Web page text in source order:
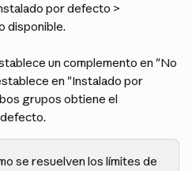
por defecto >
disponible.
un complemento en "No
en "Instalado por
grupos obtiene el
se resuelven los límites de